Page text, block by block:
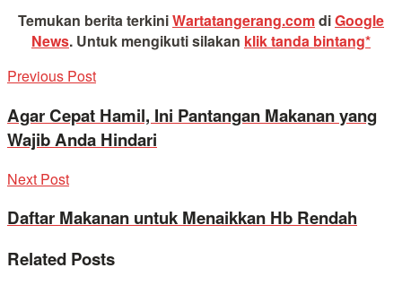
Temukan berita terkiniWartatangerang.comdiGoogle
News. Untuk mengikuti silakan klik tanda bintang*
Previous Post
Agar Cepat Hamil, Ini Pantangan Makanan yang
Wajib Anda Hindari
Next Post
Daftar Makanan untuk Menaikkan Hb Rendah
Related Posts